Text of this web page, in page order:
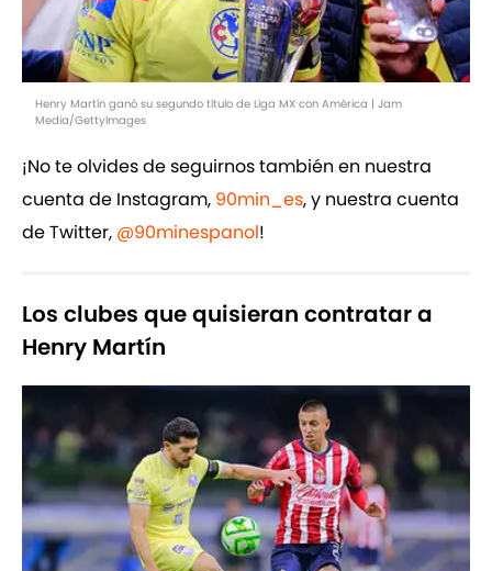
Henry Martín ganó su segundo título de Liga MX con América | Jam
Media/GettyImages
¡No te olvides de seguirnos también en nuestra
cuenta de Instagram, 90min_es, y nuestra cuenta
de Twitter, @90minespanol!
Los clubes que quisieran contratar a
Henry Martín